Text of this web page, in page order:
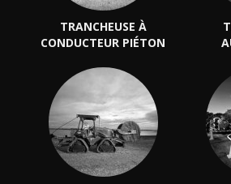
TRANCHEUSE À
CONDUCTEUR PIÉTON